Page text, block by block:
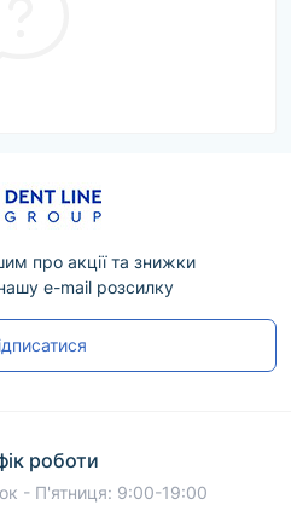
про акції та знижки
e-mail розсилку
роботи
- П'ятниця: 9:00-19:00